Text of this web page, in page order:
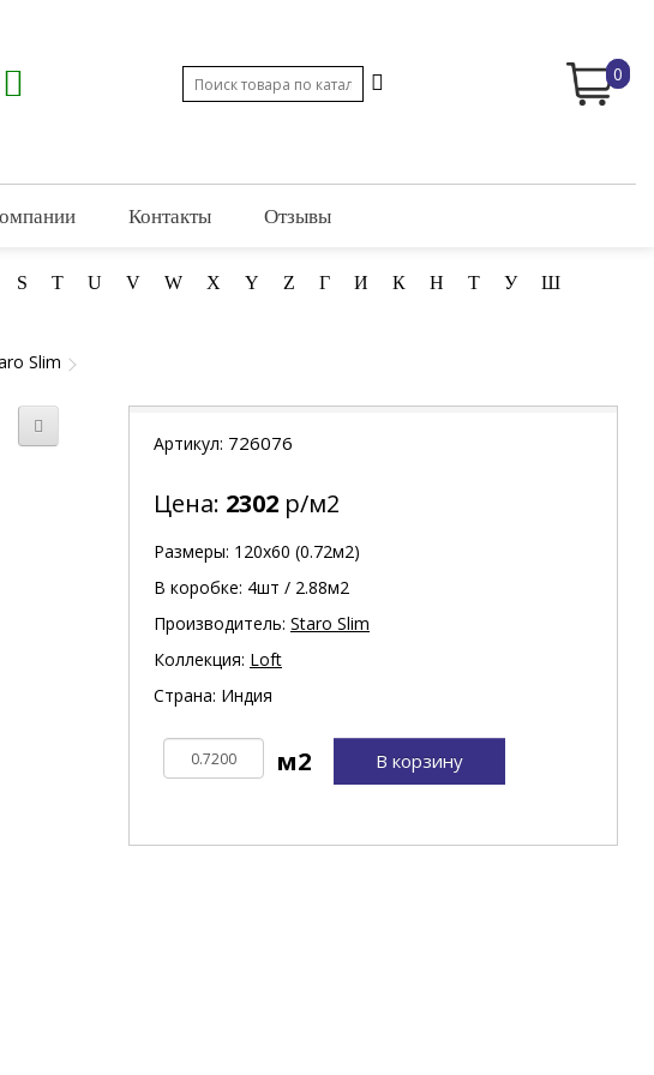
0
Контакты Отзывы
S T U V W X Y Z Г И К Н Т У Ш
Slim
Артикул: 726076
Цена: 2302 р/м2
Размеры: 120х60 (0.72м2)
В коробке: 4шт / 2.88м2
Производитель: Staro Slim
Коллекция: Loft
Страна: Индия
В корзину